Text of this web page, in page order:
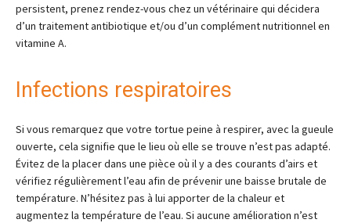
persistent, prenez rendez-vous chez un vétérinaire qui décidera
d’un traitement antibiotique et/ou d’un complément nutritionnel en
vitamine A.
Infections respiratoires
Si vous remarquez que votre tortue peine à respirer, avec la gueule
ouverte, cela signifie que le lieu où elle se trouve n’est pas adapté.
Évitez de la placer dans une pièce où il y a des courants d’airs et
vérifiez régulièrement l’eau afin de prévenir une baisse brutale de
température. N’hésitez pas à lui apporter de la chaleur et
augmentez la température de l’eau. Si aucune amélioration n’est